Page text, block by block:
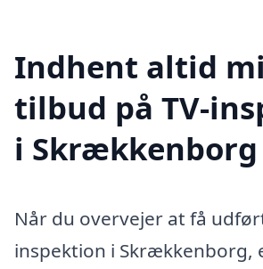
Indhent altid
tilbud på TV-
i Skrækkenborg
Når du overvejer at få
inspektion i Skrækkenborg,